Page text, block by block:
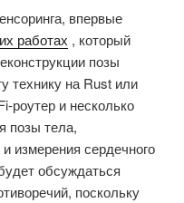
впервые
работах , который
позы
технику на Rust или
роутер и несколько
позы тела,
измерения сердечного
обсуждаться
поскольку